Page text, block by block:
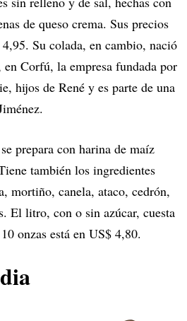
de queso crema. Sus precios
Su colada, en cambio, nació
Corfú, la empresa fundada por
hijos de René y es parte de una
prepara con harina de maíz
también los ingredientes
mortiño, canela, ataco, cedrón,
El litro, con o sin azúcar, cuesta
onzas está en US$ 4,80.